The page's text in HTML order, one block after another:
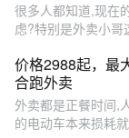
很多人都知道,现在
虑?特别是外卖小
价格2988起，最
合跑外卖
外卖都是正餐时间,
的电动车本来损耗